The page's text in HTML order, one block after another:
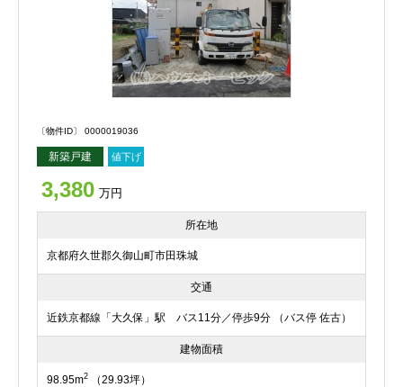
〔物件ID〕 0000019036
新築戸建 値下げ
3,380 万円
所在地
京都府久世郡久御山町市田珠城
交通
近鉄京都線「大久保」駅 バス11分／停歩9分 （バス停 佐古）
建物面積
98.95m2 （29.93坪）